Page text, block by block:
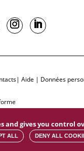
| Aide | Données
and gives you control
ALL DENY ALL